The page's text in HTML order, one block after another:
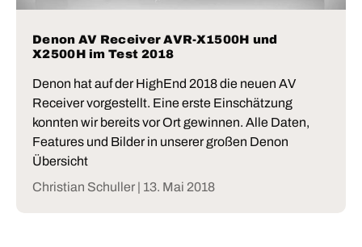
Denon AV Receiver AVR-X1500H und
X2500H im Test 2018
Denon hat auf der HighEnd 2018 die neuen AV
Receiver vorgestellt. Eine erste Einschätzung
konnten wir bereits vor Ort gewinnen. Alle Daten,
Features und Bilder in unserer großen Denon
Übersicht
Christian Schuller | 13. Mai 2018